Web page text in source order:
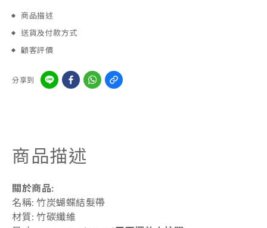
商品描述
送貨及付款方式
顧客評價
分享到
商品描述
關於商品:
名稱: 竹炭蝴蝶結髮帶
材質: 竹碳纖維